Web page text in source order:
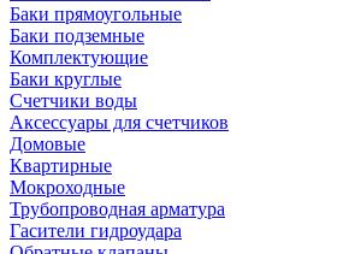
Баки прямоугольные
Баки подземные
Комплектующие
Баки круглые
Счетчики воды
Аксессуары для счетчиков
Домовые
Квартирные
Мокроходные
Трубопроводная арматура
Гасители гидроудара